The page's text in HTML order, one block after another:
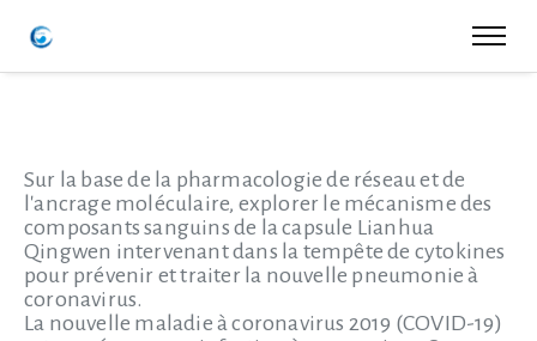
Sur la base de la pharmacologie de réseau et de
l'ancrage moléculaire, explorer le mécanisme des
composants sanguins de la capsule Lianhua
Qingwen intervenant dans la tempête de cytokines
pour prévenir et traiter la nouvelle pneumonie à
coronavirus.
La nouvelle maladie à coronavirus 2019 (COVID-19)